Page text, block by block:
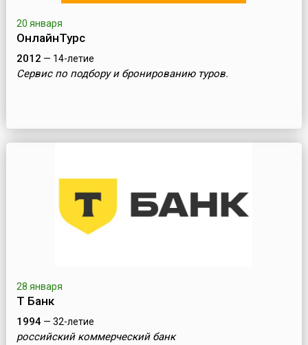
20 января
ОнлайнТурс
2012 — 14-летие
Сервис по подбору и бронированию туров.
28 января
Т Банк
1994— 32-летие
российский коммерческий банк